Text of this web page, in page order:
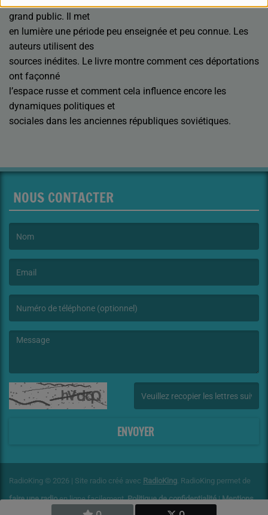
grand public. Il met
en lumière une période peu enseignée et peu connue. Les
auteurs utilisent des
sources inédites. Le livre montre comment ces déportations
ont façonné
l’espace russe et comment cela influence encore les
dynamiques politiques et
sociales dans les anciennes républiques soviétiques.
NOUS CONTACTER
ENVOYER
RadioKing © 2026 | Site radio créé avec RadioKing. RadioKing permet de
faire une radioen ligne facilement.Politique de confidentialité|Mentions